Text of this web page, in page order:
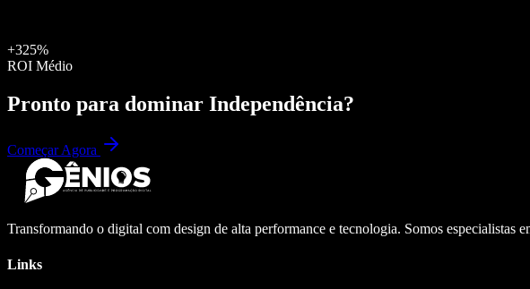
+325%
ROI Médio
Pronto para dominar Independência?
Começar Agora
Transformando o digital com design de alta performance e tecnologia. Somos especialistas
Links